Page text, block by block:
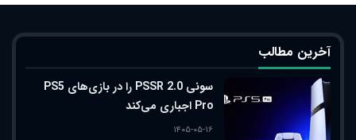
آخرین مطالب
سونی PSSR 2.0 را در بازی‌های PS5
Pro اجباری می‌کند
۱۴۰۵-۰۵-۱۶